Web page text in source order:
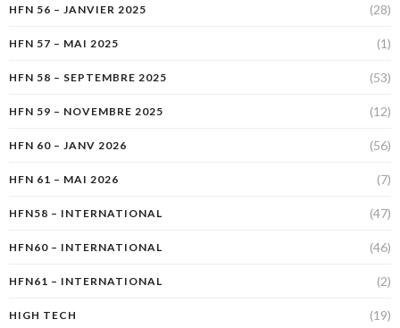
HFN 56 – JANVIER 2025 (28)
HFN 57 – MAI 2025 (1)
HFN 58 – SEPTEMBRE 2025 (53)
HFN 59 – NOVEMBRE 2025 (12)
HFN 60 – JANV 2026 (56)
HFN 61 – MAI 2026 (7)
HFN58 – INTERNATIONAL (47)
HFN60 – INTERNATIONAL (46)
HFN61 – INTERNATIONAL (2)
HIGH TECH (19)